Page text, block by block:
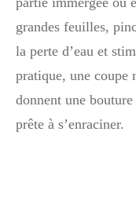
grandes feuilles,
la perte d’eau et
pratique, une coupe
donnent une
prête à s’enraciner.